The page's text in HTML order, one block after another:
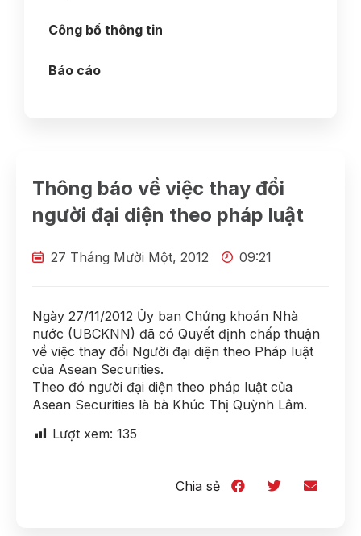
Công bố thông tin
Báo cáo
Thông báo về việc thay đổi
người đại diện theo pháp luật
27 Tháng Mười Một, 2012 09:21
Ngày 27/11/2012 Ủy ban Chứng khoán Nhà
nước (UBCKNN) đã có Quyết định chấp thuận
về việc thay đổi Người đại diện theo Pháp luật
của Asean Securities.
Theo đó người đại diện theo pháp luật của
Asean Securities là bà Khúc Thị Quỳnh Lâm.
Lượt xem: 135
Chia sẻ